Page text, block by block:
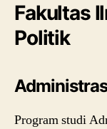
Fakultas
Politik
Program studi